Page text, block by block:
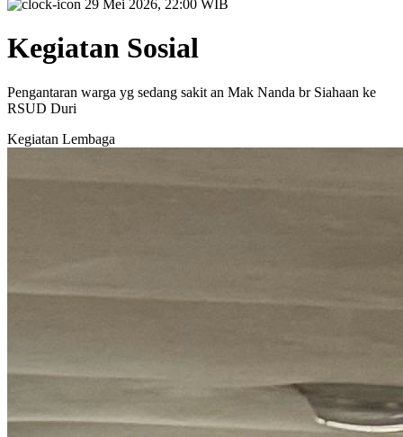
29 Mei 2026, 22:00 WIB
Kegiatan Sosial
Pengantaran warga yg sedang sakit an Mak Nanda br Siahaan ke
RSUD Duri
Kegiatan Lembaga